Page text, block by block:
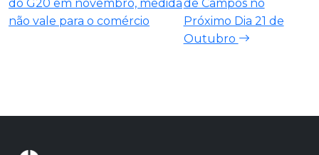
do G20 em novembro, medida
não vale para o comércio
de Campos no
Próximo Dia 21 de
Outubro